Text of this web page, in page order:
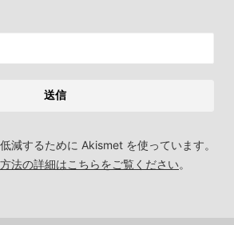
減するために Akismet を使っています。
法の詳細はこちらをご覧ください。